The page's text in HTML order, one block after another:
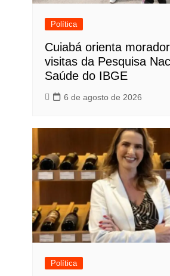
Política
Cuiabá orienta
visitas da Pesquisa
Saúde do IBGE
6 de agosto de 2026
Política